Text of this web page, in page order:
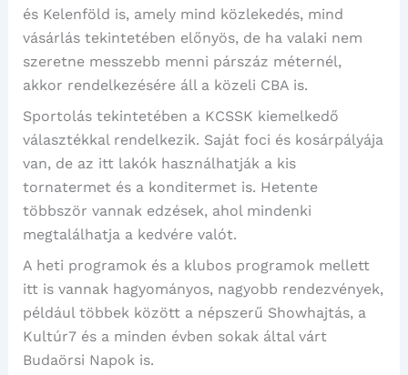
és Kelenföld is, amely mind közlekedés, mind
vásárlás tekintetében előnyös, de ha valaki nem
szeretne messzebb menni párszáz méternél,
akkor rendelkezésére áll a közeli CBA is.
Sportolás tekintetében a KCSSK kiemelkedő
választékkal rendelkezik. Saját foci és kosárpályája
van, de az itt lakók használhatják a kis
tornatermet és a konditermet is. Hetente
többször vannak edzések, ahol mindenki
megtalálhatja a kedvére valót.
A heti programok és a klubos programok mellett
itt is vannak hagyományos, nagyobb rendezvények,
például többek között a népszerű Showhajtás, a
Kultúr7 és a minden évben sokak által várt
Budaörsi Napok is.